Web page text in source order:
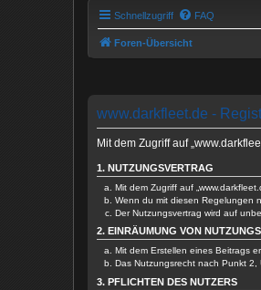
Schnellzugriff FAQ
Foren-Übersicht
www.darkfleet.de -
Mit dem Zugriff auf
1. NUTZUNGSVERTRAG
Mit dem Zugriff auf
Wenn du mit diesen Regelungen
Der Nutzungsvertrag wird auf
2. EINRÄUMUNG VON
Mit dem Erstellen eines Beitrags
Das Nutzungsrecht nach Punkt
3. PFLICHTEN DES NUTZERS